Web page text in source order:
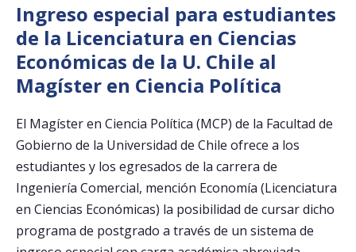
INVESTIGACIÓN
EXTENSIÓN
PUBLICACIONES
CENTROS
ADMISIÓN
Postulantes
Estudiantes
Ingreso especial para estudiantes
de la Licenciatura en Ciencias
Económicas de la U. Chile al
Magíster en Ciencia Política
El Magíster en Ciencia Política (MCP) de la Facultad de
Gobierno de la Universidad de Chile ofrece a los
estudiantes y los egresados de la carrera de
Ingeniería Comercial, mención Economía (Licenciatura
en Ciencias Económicas) la posibilidad de cursar dicho
programa de postgrado a través de un sistema de